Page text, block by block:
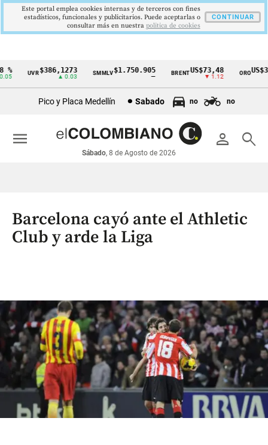
Cintillo
económicos
Colombia
UVR$386,1273
▲ 0.03
SMMLV$1.750.905 BRENTUS$73,48
▼ 1.12
ORO
Pico y Placa Medellín Sabado no no
person search
Sábado, 8 de Agosto de 2026
menu
Barcelona cayó ante el Athletic
Club y arde la Liga
Este portal emplea cookies internas y de terceros con fines
estadísticos, funcionales y publicitarios. Puede aceptarlas o
consultar más en nuestra politica de cookies
CONTINUAR